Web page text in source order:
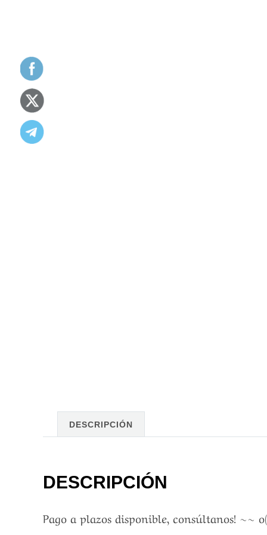
DESCRIPCIÓN
DESCRIPCIÓN
Pago a plazos disponible, consúltanos! ~~